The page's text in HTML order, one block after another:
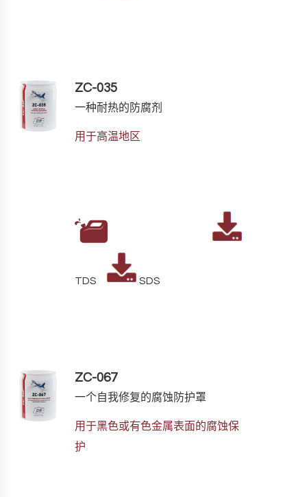
ZC-035
一种耐热的防腐剂
用于高温地区
TDS SDS
ZC-067
一个自我修复的腐蚀防护罩
用于黑色或有色金属表面的腐蚀保
护